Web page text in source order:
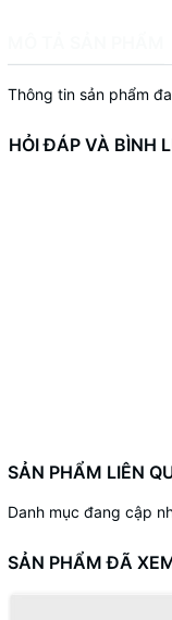
Thông tin sản phẩm
HỎI ĐÁP VÀ BÌNH
SẢN PHẨM LIÊN
Danh mục đang cập
SẢN PHẨM ĐÃ